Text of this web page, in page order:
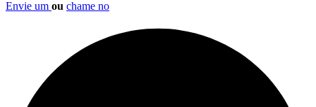
Envie um ou chame no